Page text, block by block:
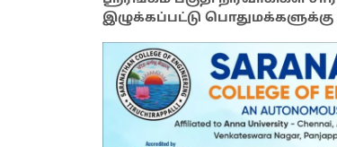
இழுக்கப்பட்டு